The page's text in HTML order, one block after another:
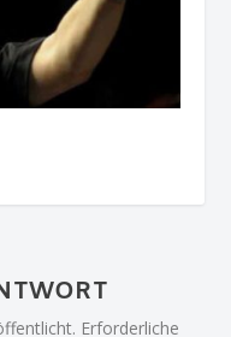
Erforderliche